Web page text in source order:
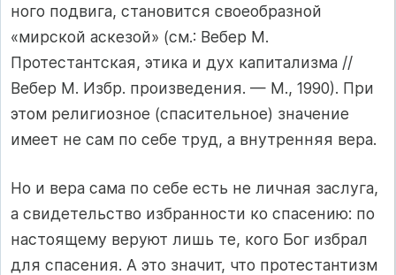
ного подвига, становится своеобразной
«мирской аскезой» (см.: Вебер М.
Протестантская, этика и дух капитализма //
Вебер М. Избр. произведения. — М., 1990). При
этом религиозное (спаситель­ное) значение
имеет не сам по себе труд, а внутренняя вера.
Но и вера сама по себе есть не личная заслуга,
а свидетельство избранности ко спасению: по
настоящему веруют лишь те, кого Бог избрал
для спасения. А это значит, что протестантизм